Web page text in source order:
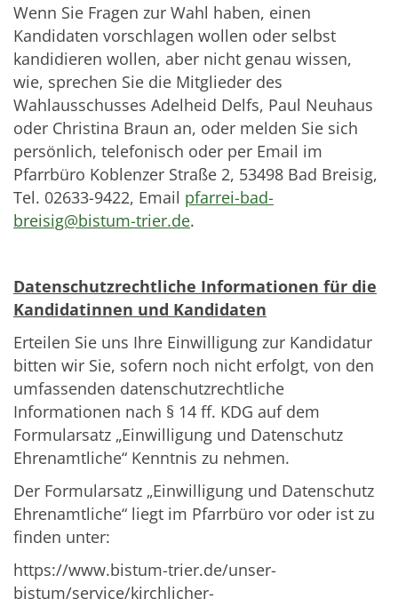
Wenn Sie Fragen zur Wahl haben, einen
Kandidaten vorschlagen wollen oder selbst
kandidieren wollen, aber nicht genau wissen,
wie, sprechen Sie die Mitglieder des
Wahlausschusses Adelheid Delfs, Paul Neuhaus
oder Christina Braun an, oder melden Sie sich
persönlich, telefonisch oder per Email im
Pfarrbüro Koblenzer Straße 2, 53498 Bad Breisig,
Tel. 02633-9422, Email pfarrei-bad-
breisig@bistum-trier.de.
Datenschutzrechtliche Informationen für die
Kandidatinnen und Kandidaten
Erteilen Sie uns Ihre Einwilligung zur Kandidatur
bitten wir Sie, sofern noch nicht erfolgt, von den
umfassenden datenschutzrechtliche
Informationen nach § 14 ff. KDG auf dem
Formularsatz „Einwilligung und Datenschutz
Ehrenamtliche“ Kenntnis zu nehmen.
Der Formularsatz „Einwilligung und Datenschutz
Ehrenamtliche“ liegt im Pfarrbüro vor oder ist zu
finden unter:
https://www.bistum-trier.de/unser-
bistum/service/kirchlicher-